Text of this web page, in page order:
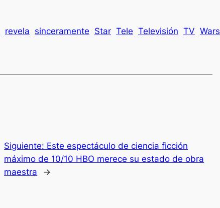
revela sinceramente Star Tele Televisión TV Wars
Siguiente: Este espectáculo de ciencia ficción
máximo de 10/10 HBO merece su estado de obra
maestra
→